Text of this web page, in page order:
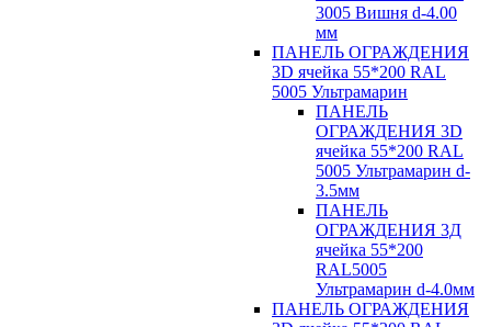
3005 Вишня d-4.00
мм
ПАНЕЛЬ ОГРАЖДЕНИЯ
3D ячейка 55*200 RAL
5005 Ультрамарин
ПАНЕЛЬ
ОГРАЖДЕНИЯ 3D
ячейка 55*200 RAL
5005 Ультрамарин d-
3.5мм
ПАНЕЛЬ
ОГРАЖДЕНИЯ 3Д
ячейка 55*200
RAL5005
Ультрамарин d-4.0мм
ПАНЕЛЬ ОГРАЖДЕНИЯ